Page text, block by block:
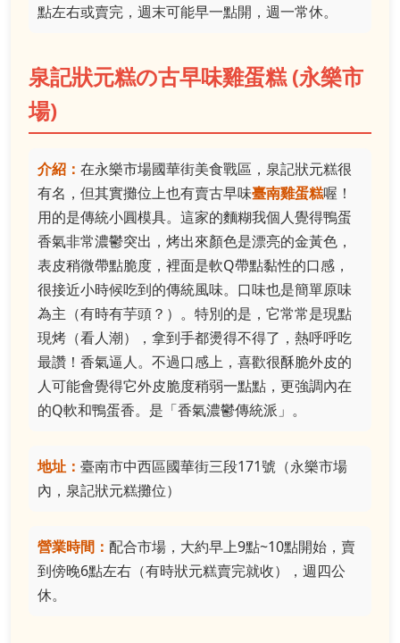
點左右或賣完，週末可能早一點開，週一常休。
泉記狀元糕の古早味雞蛋糕 (永樂市
場)
介紹： 在永樂市場國華街美食戰區，泉記狀元糕很
有名，但其實攤位上也有賣古早味臺南雞蛋糕喔！
用的是傳統小圓模具。這家的麵糊我個人覺得鴨蛋
香氣非常濃鬱突出，烤出來顏色是漂亮的金黃色，
表皮稍微帶點脆度，裡面是軟Q帶點黏性的口感，
很接近小時候吃到的傳統風味。口味也是簡單原味
為主（有時有芋頭？）。特別的是，它常常是現點
現烤（看人潮），拿到手都燙得不得了，熱呼呼吃
最讚！香氣逼人。不過口感上，喜歡很酥脆外皮的
人可能會覺得它外皮脆度稍弱一點點，更強調內在
的Q軟和鴨蛋香。是「香氣濃鬱傳統派」。
地址： 臺南市中西區國華街三段171號（永樂市場
內，泉記狀元糕攤位）
營業時間： 配合市場，大約早上9點~10點開始，賣
到傍晚6點左右（有時狀元糕賣完就收），週四公
休。